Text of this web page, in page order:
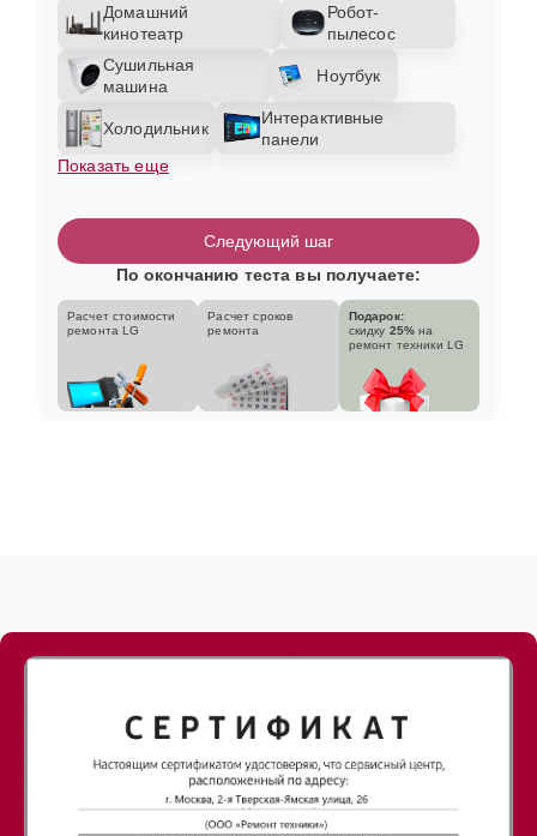
Домашний
кинотеатр
Робот-
пылесос
Сушильная
машина
Ноутбук
Холодильник
Интерактивные
панели
Показать еще
Следующий шаг
По окончанию теста вы получаете:
Расчет стоимости
ремонта LG
Расчет сроков
ремонта
Подарок:
скидку 25% на
ремонт техники LG